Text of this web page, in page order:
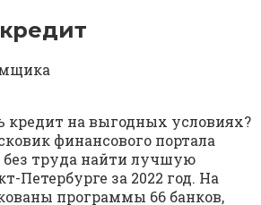
кредит на выгодных условиях?
финансового портала
труда найти лучшую
Петербурге за 2022 год. На
программы 66 банков,